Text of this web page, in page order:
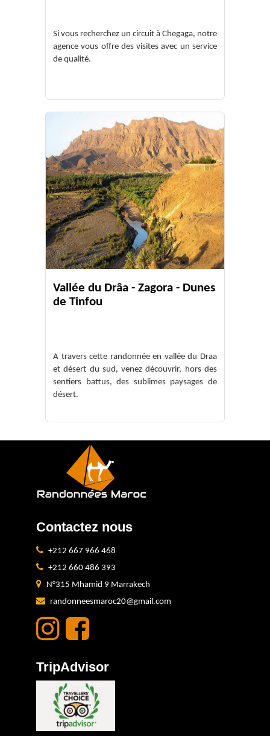
Si vous recherchez un circuit à Chegaga, notre
agence vous offre des visites avec un service
de qualité.
Vallée du Drâa - Zagora - Dunes
de Tinfou
A travers cette randonnée en vallée du Draa
et désert du sud, venez découvrir, hors des
sentiers battus, des sublimes paysages de
désert.
Contactez nous
+212 667 966 468
+212 660 486 393
N°315 Mhamid 9 Marrakech
randonneesmaroc20@gmail.com
TripAdvisor